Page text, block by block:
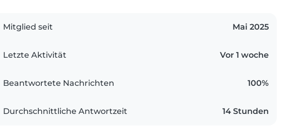
Mitglied seit Mai 2025
Letzte Aktivität Vor 1 woche
Beantwortete Nachrichten 100%
Durchschnittliche Antwortzeit 14 Stunden